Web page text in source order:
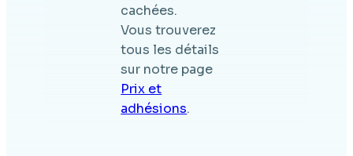
cachées.
Vous trouverez
tous les détails
sur notre page
Prix et
adhésions.